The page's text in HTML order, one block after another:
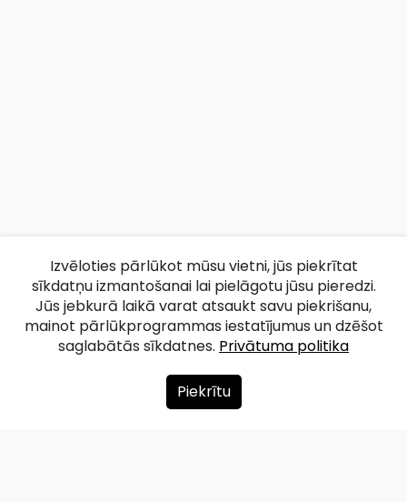
Par mums
Izvēloties pārlūkot mūsu vietni, jūs piekrītat
sīkdatņu izmantošanai lai pielāgotu jūsu pieredzi.
Jūs jebkurā laikā varat atsaukt savu piekrišanu,
mainot pārlūkprogrammas iestatījumus un dzēšot
saglabātās sīkdatnes. Privātuma politika
Piekrītu